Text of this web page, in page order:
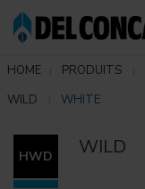
HOME PRODUITS
WILD
WHITE
HWD WILD